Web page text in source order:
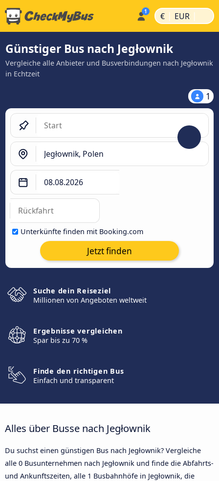
€ | EUR |
Günstiger Bus nach Jegłownik
Vergleiche alle Anbieter und Busverbindungen nach Jegłownik
in Echtzeit
1
Unterkünfte finden mit Booking.com
Jetzt finden
Suche dein Reiseziel
Millionen von Angeboten weltweit
Ergebnisse vergleichen
Spar bis zu 70 %
Finde den richtigen Bus
Einfach und transparent
Alles über Busse nach Jegłownik
Du suchst einen günstigen Bus nach Jegłownik? Vergleiche
alle 0 Busunternehmen nach Jegłownik und finde die Abfahrts-
und Ankunftszeiten, alle 1 Busbahnhöfe in Jegłownik, die